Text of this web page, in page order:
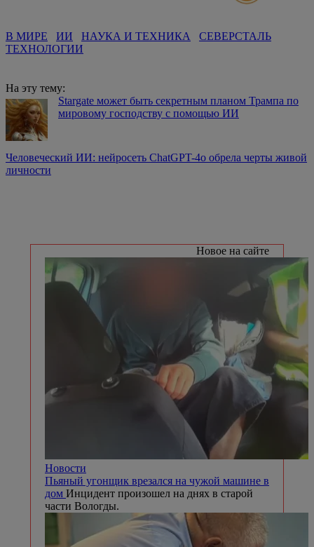
В МИРЕ ИИ НАУКА И ТЕХНИКА
СЕВЕРСТАЛЬ
ТЕХНОЛОГИИ
На эту тему:
Stargate может быть секретным планом Трампа по
мировому господству с помощью ИИ
Человеческий ИИ: нейросеть ChatGPT-4o обрела черты живой
личности
Новое на сайте
Новости
Пьяный угонщик врезался на чужой машине в
дом Инцидент произошел на днях в старой
части Вологды.